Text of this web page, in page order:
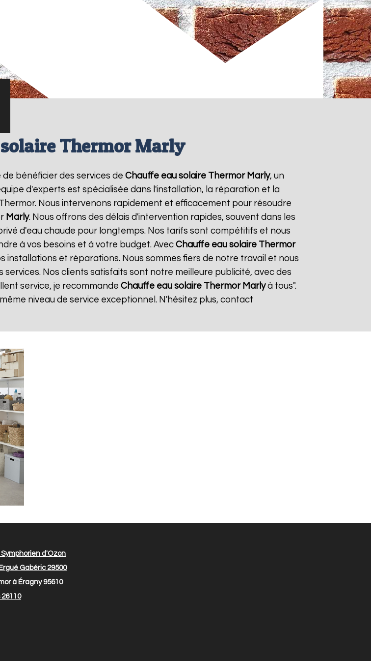
Thermor Marly
bénéficier des services de Chauffe eau solaire Thermor Marly, un
d'experts est spécialisée dans l'installation, la réparation et la
Nous intervenons rapidement et efficacement pour résoudre
Marly. Nous offrons des délais d'intervention rapides, souvent dans les
d'eau chaude pour longtemps. Nos tarifs sont compétitifs et nous
à vos besoins et à votre budget. Avec Chauffe eau solaire Thermor
installations et réparations. Nous sommes fiers de notre travail et nous
Nos clients satisfaits sont notre meilleure publicité, avec des
service, je recommande Chauffe eau solaire Thermor Marlyà tous".
niveau de service exceptionnel. N'hésitez plus, contact
d'Ozon
Gabéric 29500
à Éragny 95610